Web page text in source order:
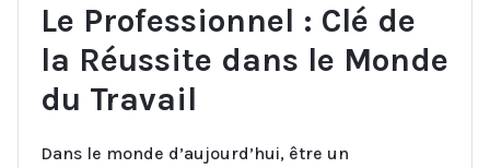
Le Professionnel : Clé de
la Réussite dans le Monde
du Travail
Dans le monde d’aujourd’hui, être un